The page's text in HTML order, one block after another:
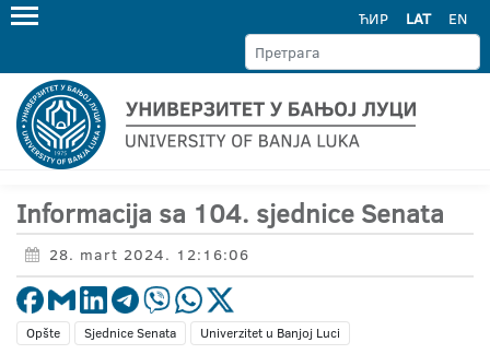
ЋИР LAT EN
Informacija sa 104. sjednice Senata
28. mart 2024. 12:16:06
Opšte Sjednice Senata Univerzitet u Banjoj Luci